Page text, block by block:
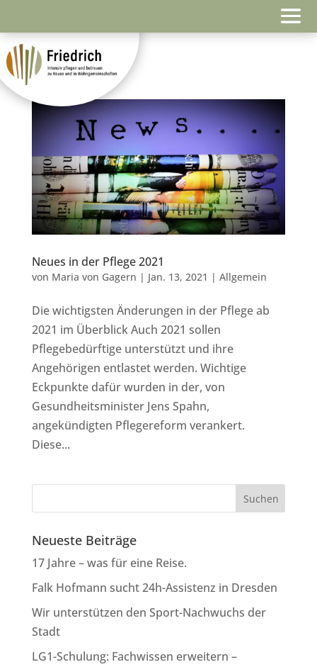
Neues in der Pflege 2021
von Maria von Gagern | Jan. 13, 2021 | Allgemein
Die wichtigsten Änderungen in der Pflege ab
2021 im Überblick Auch 2021 sollen
Pflegebedürftige unterstützt und ihre
Angehörigen entlastet werden. Wichtige
Eckpunkte dafür wurden in der, von
Gesundheitsminister Jens Spahn,
angekündigten Pflegereform verankert.
Diese...
Neueste Beiträge
17 Jahre – was für eine Reise.
Falk Hofmann sucht 24h-Assistenz in Dresden
Wir unterstützen den Sport-Nachwuchs der
Stadt
LG1-Schulung: Fachwissen erweitern –